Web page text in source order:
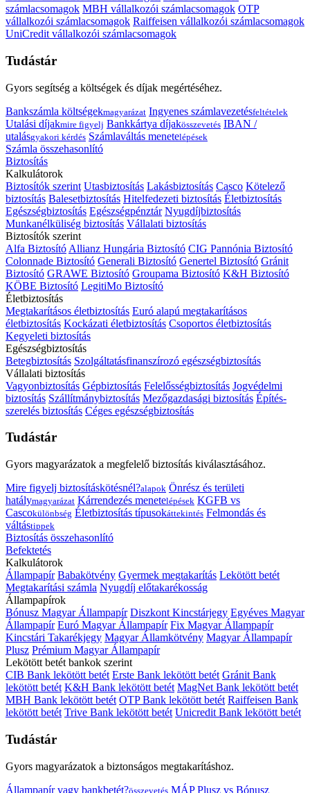
számlacsomagok MBH vállalkozói számlacsomagok OTP
vállalkozói számlacsomagok Raiffeisen vállalkozói számlacsomagok
UniCredit vállalkozói számlacsomagok
Tudástár
Gyors segítség a költségek és díjak megértéséhez.
Bankszámla költségekmagyarázat Ingyenes számlavezetésfeltételek
Utalási díjakmire figyelj Bankkártya díjakösszevetés IBAN /
utalásgyakori kérdés Számlaváltás menetelépések
Számla összehasonlító
Biztosítás
Kalkulátorok
Biztosítók szerint Utasbiztosítás Lakásbiztosítás Casco Kötelező
biztosítás Balesetbiztosítás Hitelfedezeti biztosítás Életbiztosítás
Egészségbiztosítás Egészségpénztár Nyugdíjbiztosítás
Munkanélküliség biztosítás Vállalati biztosítás
Biztosítók szerint
Alfa Biztosító Allianz Hungária Biztosító CIG Pannónia Biztosító
Colonnade Biztosító Generali Biztosító Genertel Biztosító Gránit
Biztosító GRAWE Biztosító Groupama Biztosító K&H Biztosító
KÖBE Biztosító LegitiMo Biztosító
Életbiztosítás
Megtakarításos életbiztosítás Euró alapú megtakarításos
életbiztosítás Kockázati életbiztosítás Csoportos életbiztosítás
Kegyeleti biztosítás
Egészségbiztosítás
Betegbiztosítás Szolgáltatásfinanszírozó egészségbiztosítás
Vállalati biztosítás
Vagyonbiztosítás Gépbiztosítás Felelősségbiztosítás Jogvédelmi
biztosítás Szállítmánybiztosítás Mezőgazdasági biztosítás Építés-
szerelés biztosítás Céges egészségbiztosítás
Tudástár
Gyors magyarázatok a megfelelő biztosítás kiválasztásához.
Mire figyelj biztosításkötésnél?alapok Önrész és területi
hatálymagyarázat Kárrendezés menetelépések KGFB vs
Cascokülönbség Életbiztosítás típusokáttekintés Felmondás és
váltástippek
Biztosítás összehasonlító
Befektetés
Kalkulátorok
Állampapír Babakötvény Gyermek megtakarítás Lekötött betét
Megtakarítási számla Nyugdíj előtakarékosság
Állampapírok
Bónusz Magyar Állampapír Diszkont Kincstárjegy Egyéves Magyar
Állampapír Euró Magyar Állampapír Fix Magyar Állampapír
Kincstári Takarékjegy Magyar Államkötvény Magyar Állampapír
Plusz Prémium Magyar Állampapír
Lekötött betét bankok szerint
CIB Bank lekötött betét Erste Bank lekötött betét Gránit Bank
lekötött betét K&H Bank lekötött betét MagNet Bank lekötött betét
MBH Bank lekötött betét OTP Bank lekötött betét Raiffeisen Bank
lekötött betét Trive Bank lekötött betét Unicredit Bank lekötött betét
Tudástár
Gyors magyarázatok a biztonságos megtakarításhoz.
Állampapír vagy bankbetét?összevetés MÁP Plusz vs Bónusz